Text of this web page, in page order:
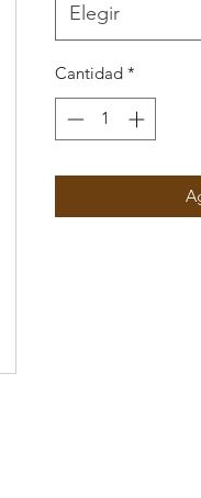
Elegir
Cantidad *